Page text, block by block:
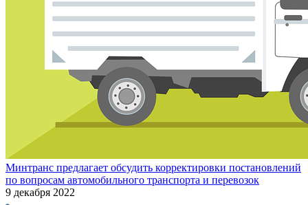
Минтранс предлагает обсудить корректировки постановлений
по вопросам автомобильного транспорта и перевозок
9 декабря 2022